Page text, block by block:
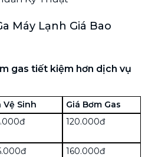
Máy Lạnh Giá Bao
gas tiết kiệm hơn dịch vụ
Vệ Sinh
Giá Bơm Gas
120.000đ
160.000đ